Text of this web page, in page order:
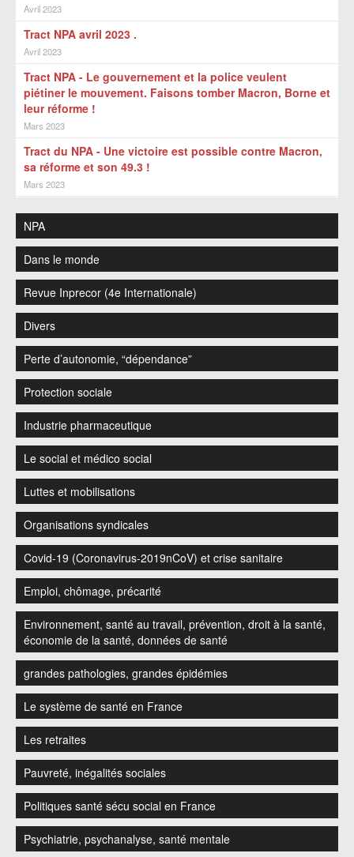
Avril 2023
Tract NPA avril 2023 .
Avril 2023
Tract NPA - Le gouvernement et la police veulent
piétiner le mouvement. Faisons tomber Macron, Borne et
leur réforme !
Mars 2023
Tract du NPA - Une victoire est possible contre Macron,
sa réforme et son 49.3 !
Mars 2023
NPA
Dans le monde
Revue Inprecor (4e Internationale)
Divers
Perte d’autonomie, “dépendance”
Protection sociale
Industrie pharmaceutique
Le social et médico social
Luttes et mobilisations
Organisations syndicales
Covid-19 (Coronavirus-2019nCoV) et crise sanitaire
Emploi, chômage, précarité
Environnement, santé au travail, prévention, droit à la santé,
économie de la santé, données de santé
grandes pathologies, grandes épidémies
Le système de santé en France
Les retraites
Pauvreté, inégalités sociales
Politiques santé sécu social en France
Psychiatrie, psychanalyse, santé mentale